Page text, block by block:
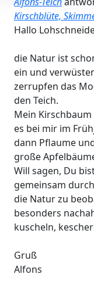
Kirschblüte,
Hallo
die Natur ist
ein und
zerrupfen das
den Teich.
Mein
es bei mir im
dann Pflaume
große
Will sagen, Du
gemeinsam
die Natur zu
besonders
kuscheln,
Gruß
Alfons